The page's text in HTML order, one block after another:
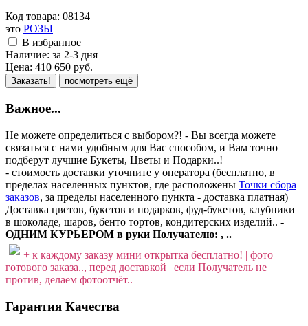
Код товара: 08134
это РОЗЫ
В избранное
Наличие: за 2-3 дня
Цена: 410 650 руб.
Заказать! посмотреть ещё
Важное...
Не можете определиться с выбором?! - Вы всегда можете
связаться с нами удобным для Вас способом, и Вам точно
подберут лучшие Букеты, Цветы и Подарки..!
- стоимость доставки уточните у оператора (бесплатно, в
пределах населенных пунктов, где расположены Точки сбора
заказов, за пределы населенного пункта - доставка платная)
Доставка цветов, букетов и подарков, фуд-букетов, клубники
в шоколаде, шаров, бенто тортов, кондитерских изделий.. -
ОДНИМ КУРЬЕРОМ в руки Получателю: , ..
+ к каждому заказу мини открытка бесплатно! | фото
готового заказа.., перед доставкой | если Получатель не
против, делаем фотоотчёт..
Гарантия Качества